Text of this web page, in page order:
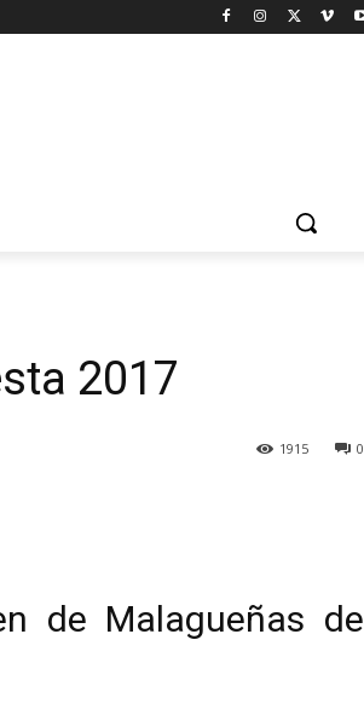
2017
0
1915
de Malagueñas de